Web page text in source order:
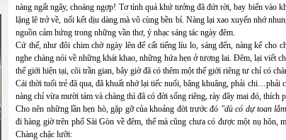
nàng ngất ngây, choáng ngợp! Tơ tình quá khứ tưởng đã đứt rời, bay biến vào
lặng lẽ trở về, nối kết dịu dàng mà vô cùng bền bỉ. Nàng lại xao xuyến nhớ
nguồn cảm hứng trong những vần thơ, ý nhạc sáng tác ngày đêm.
Cứ thế, như đôi chim chờ ngày lên để cất tiếng líu lo, sáng đến, nàng kể cho
nghe chàng nói về những khát khao, những hứa hẹn ở tương lai. Đêm, lại viết
thế giới hiện tại, cõi trần gian, bây giờ đã có thêm một thế giới riêng tư chỉ có
Cái thời tuổi trẻ đã qua, đã khuất nhớ lại tiếc nuối, bâng khuâng, phải
nàng chỉ vừa mười tám và chàng thì đã có đời sống riêng, rày đây mai đó, thích
Cho nên những lần hẹn hò, gặp gỡ của khoảng đời trước đó "dù có dự toan
đi hàng giờ trên phố Sài Gòn về đêm, thế mà cũng chưa có được một nụ
Chàng chậc lưỡi: